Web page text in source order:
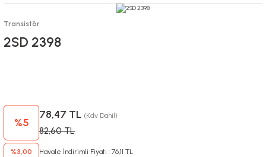
Transistör
2SD 2398
%5
78,47 TL (Kdv Dahil)
82,60 TL
%3,00 Havale İndirimli Fiyatı : 76,11 TL